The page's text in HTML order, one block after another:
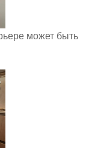
может быть